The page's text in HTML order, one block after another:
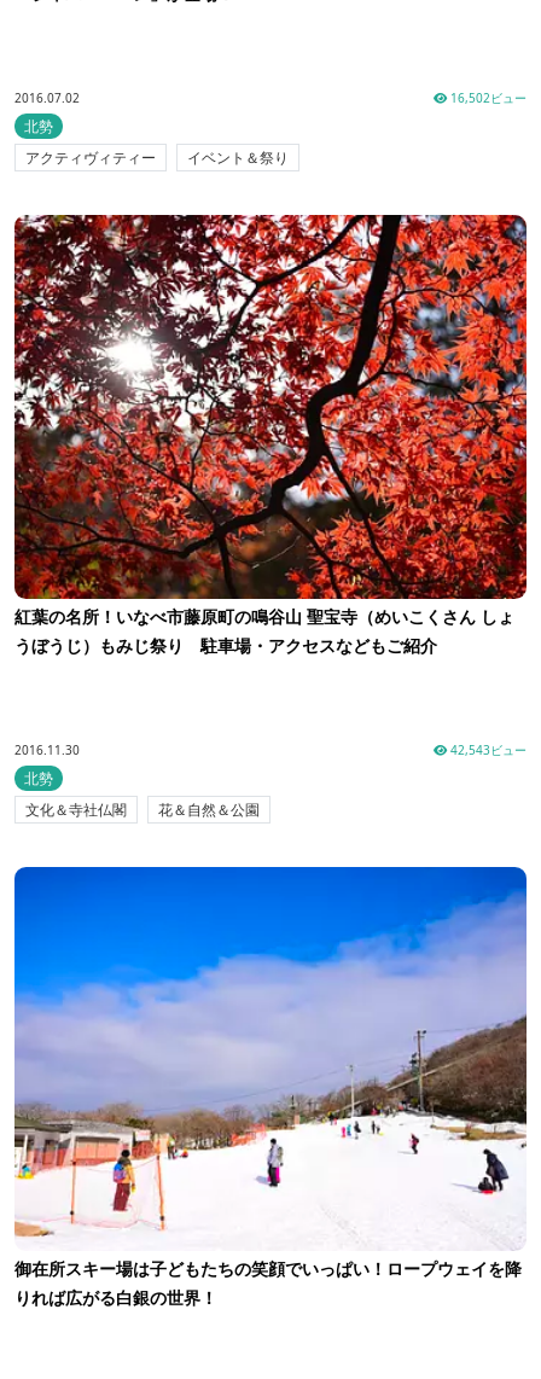
2016.07.02 16,502ビュー
北勢
アクティヴィティー
イベント＆祭り
紅葉の名所！いなべ市藤原町の鳴谷山 聖宝寺（めいこくさん しょ
うぼうじ）もみじ祭り 駐車場・アクセスなどもご紹介
2016.11.30 42,543ビュー
北勢
文化＆寺社仏閣
花＆自然＆公園
御在所スキー場は子どもたちの笑顔でいっぱい！ロープウェイを降
りれば広がる白銀の世界！